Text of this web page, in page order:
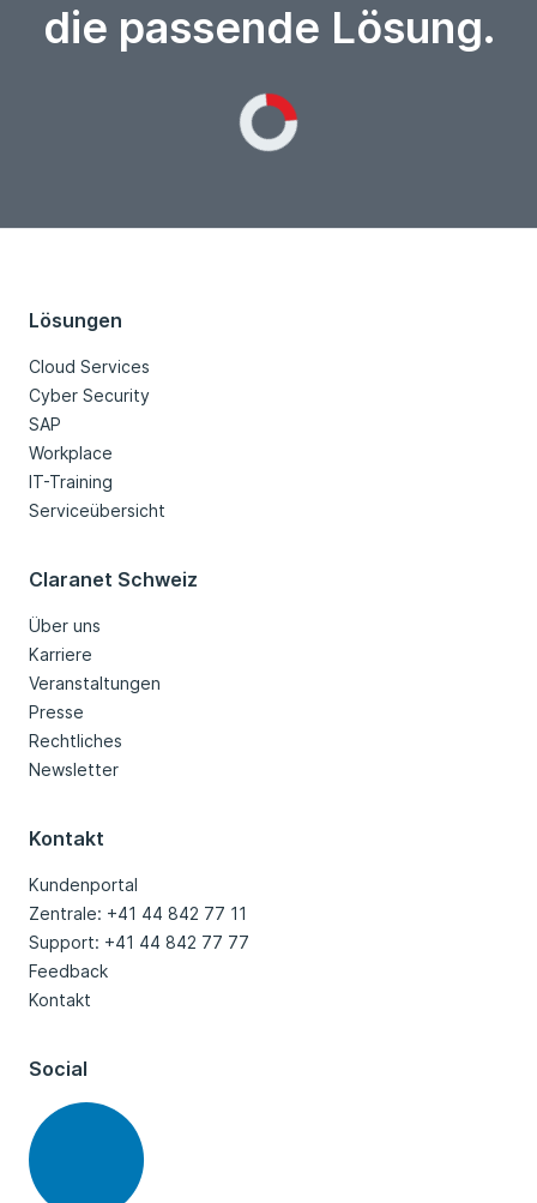
die passende Lösung.
Lösungen
Cloud Services
Cyber Security
SAP
Workplace
IT-Training
Serviceübersicht
Claranet Schweiz
Über uns
Karriere
Veranstaltungen
Presse
Rechtliches
Newsletter
Kontakt
Kundenportal
Zentrale: +41 44 842 77 11
Support: +41 44 842 77 77
Feedback
Kontakt
Social